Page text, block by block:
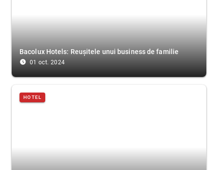
Bacolux Hotels: Reușitele unui business de familie
access_time_filled 01 oct. 2024
HOTEL